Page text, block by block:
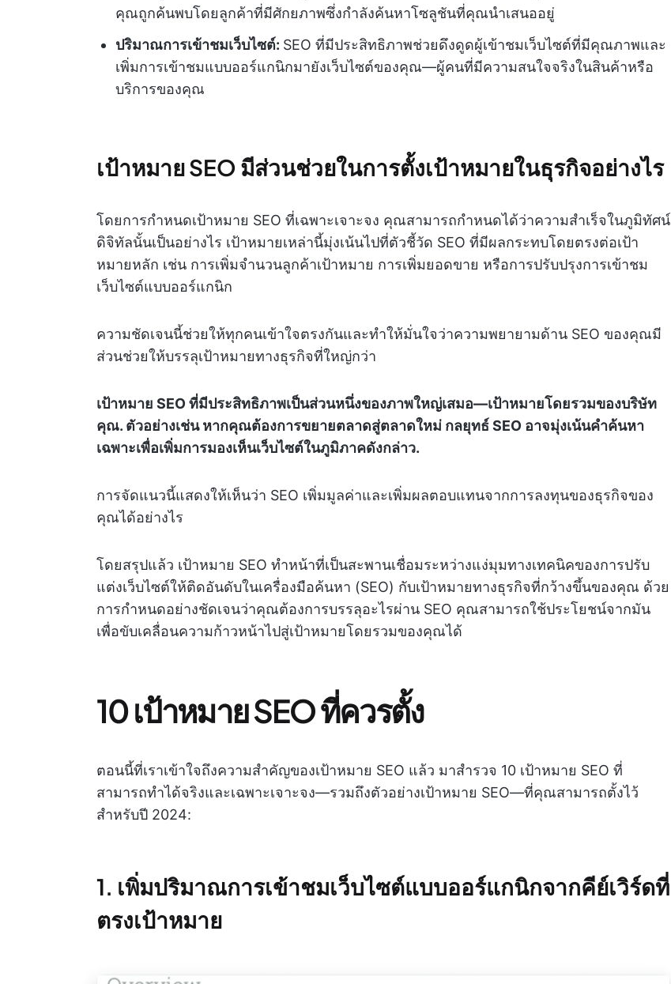
คุณถูกค้นพบโดยลูกค้าที่มีศักยภาพซึ่งกำลังค้นหาโซลูชันที่คุณนำเสนออยู่
ปริมาณการเข้าชมเว็บไซต์: SEO ที่มีประสิทธิภาพช่วยดึงดูดผู้เข้าชมเว็บไซต์ที่มีคุณภาพและ
เพิ่มการเข้าชมแบบออร์แกนิกมายังเว็บไซต์ของคุณ—ผู้คนที่มีความสนใจจริงในสินค้าหรือ
บริการของคุณ
เป้าหมาย SEO มีส่วนช่วยในการตั้งเป้าหมายในธุรกิจอย่างไร
โดยการกำหนดเป้าหมาย SEO ที่เฉพาะเจาะจง คุณสามารถกำหนดได้ว่าความสำเร็จในภูมิทัศน์
ดิจิทัลนั้นเป็นอย่างไร เป้าหมายเหล่านี้มุ่งเน้นไปที่ตัวชี้วัด SEO ที่มีผลกระทบโดยตรงต่อเป้า
หมายหลัก เช่น การเพิ่มจำนวนลูกค้าเป้าหมาย การเพิ่มยอดขาย หรือการปรับปรุงการเข้าชม
เว็บไซต์แบบออร์แกนิก
ความชัดเจนนี้ช่วยให้ทุกคนเข้าใจตรงกันและทำให้มั่นใจว่าความพยายามด้าน SEO ของคุณมี
ส่วนช่วยให้บรรลุเป้าหมายทางธุรกิจที่ใหญ่กว่า
เป้าหมาย SEO ที่มีประสิทธิภาพเป็นส่วนหนึ่งของภาพใหญ่เสมอ—เป้าหมายโดยรวมของบริษัท
คุณ. ตัวอย่างเช่น หากคุณต้องการขยายตลาดสู่ตลาดใหม่ กลยุทธ์ SEO อาจมุ่งเน้นคำค้นหา
เฉพาะเพื่อเพิ่มการมองเห็นเว็บไซต์ในภูมิภาคดังกล่าว.
การจัดแนวนี้แสดงให้เห็นว่า SEO เพิ่มมูลค่าและเพิ่มผลตอบแทนจากการลงทุนของธุรกิจของ
คุณได้อย่างไร
โดยสรุปแล้ว เป้าหมาย SEO ทำหน้าที่เป็นสะพานเชื่อมระหว่างแง่มุมทางเทคนิคของการปรับ
แต่งเว็บไซต์ให้ติดอันดับในเครื่องมือค้นหา (SEO) กับเป้าหมายทางธุรกิจที่กว้างขึ้นของคุณ ด้วย
การกำหนดอย่างชัดเจนว่าคุณต้องการบรรลุอะไรผ่าน SEO คุณสามารถใช้ประโยชน์จากมัน
เพื่อขับเคลื่อนความก้าวหน้าไปสู่เป้าหมายโดยรวมของคุณได้
10 เป้าหมาย SEO ที่ควรตั้ง
ตอนนี้ที่เราเข้าใจถึงความสำคัญของเป้าหมาย SEO แล้ว มาสำรวจ 10 เป้าหมาย SEO ที่
สามารถทำได้จริงและเฉพาะเจาะจง—รวมถึงตัวอย่างเป้าหมาย SEO—ที่คุณสามารถตั้งไว้
สำหรับปี 2024:
1. เพิ่มปริมาณการเข้าชมเว็บไซต์แบบออร์แกนิกจากคีย์เวิร์ดที่
ตรงเป้าหมาย